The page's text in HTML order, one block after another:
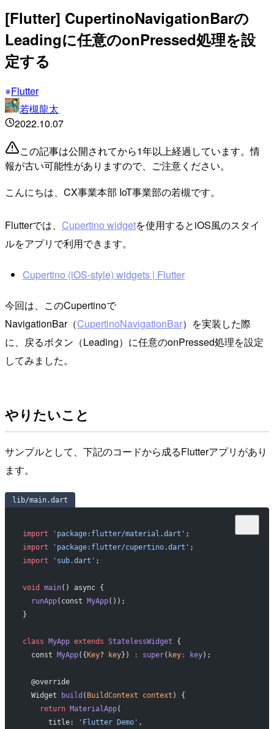
[Flutter] CupertinoNavigationBarの
Leadingに任意のonPressed処理を設
定する
Flutter
若槻龍太
2022.10.07
この記事は公開されてから1年以上経過しています。情
報が古い可能性がありますので、ご注意ください。
こんにちは、CX事業本部 IoT事業部の若槻です。
Flutterでは、 Cupertino widgetを使用するとiOS風のスタイ
ルをアプリで利用できます。
Cupertino (iOS-style) widgets | Flutter
今回は、このCupertinoで
NavigationBar（CupertinoNavigationBar）を実装した際
に、戻るボタン（Leading）に任意のonPressed処理を設定
してみました。
やりたいこと
サンプルとして、下記のコードから成るFlutterアプリがあり
ます。
lib/main.dart
import 'package:flutter/material.dart' ;
import 'package:flutter/cupertino.dart' ;
import 'sub.dart' ;
void main() async {
  runApp
(const MyApp());
}
class MyApp extends StatelessWidget {
  const
MyApp({ Key? key}) : super( key: key);
  @override
  Widget
build ( BuildContext context ) {
    return
MaterialApp(
      title:
'Flutter Demo' ,